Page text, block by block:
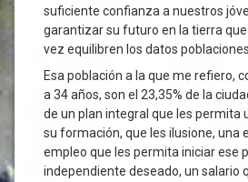
suficiente confianza a nuestros
garantizar su futuro en la tierra que
vez equilibren los datos poblaciones.
Esa población a la que me refiero,
a 34 años, son el 23,35% de la
de un plan integral que les permita
su formación, que les ilusione, una
empleo que les permita iniciar ese
independiente deseado, un salario